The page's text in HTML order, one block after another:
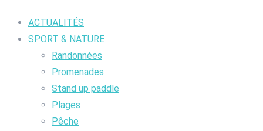
ACTUALITÉS
SPORT & NATURE
Randonnées
Promenades
Stand up paddle
Plages
Pêche